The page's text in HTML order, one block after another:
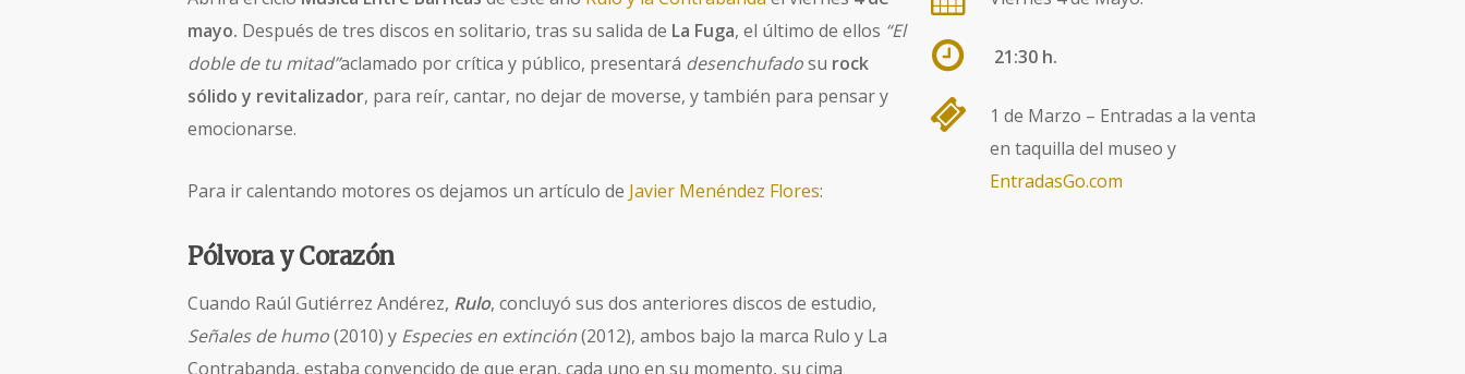
mayo. Después de tres discos en solitario, tras su salida de La Fuga, el último de ellos “El
doble de tu mitad”aclamado por crítica y público, presentará desenchufadosu rock
sólido y revitalizador, para reír, cantar, no dejar de moverse, y también para pensar y
emocionarse.
Para ir calentando motores os dejamos un artículo de Javier Menéndez Flores:
Pólvora y Corazón
Cuando Raúl Gutiérrez Andérez, Rulo, concluyó sus dos anteriores discos de estudio,
Señales de humo(2010) y Especies en extinción(2012), ambos bajo la marca Rulo y La
Contrabanda, estaba convencido de que eran, cada uno en su momento, su cima
21:30 h.
1 de Marzo – Entradas a la venta
en taquilla del museo y
EntradasGo.com